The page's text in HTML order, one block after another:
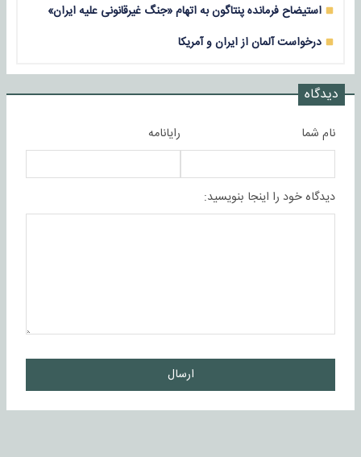
استیضاح فرمانده پنتاگون به اتهام «جنگ غیرقانونی علیه ایران»
درخواست آلمان از ایران و آمریکا
دیدگاه
نام شما رایانامه
دیدگاه خود را اینجا بنویسید:
ارسال